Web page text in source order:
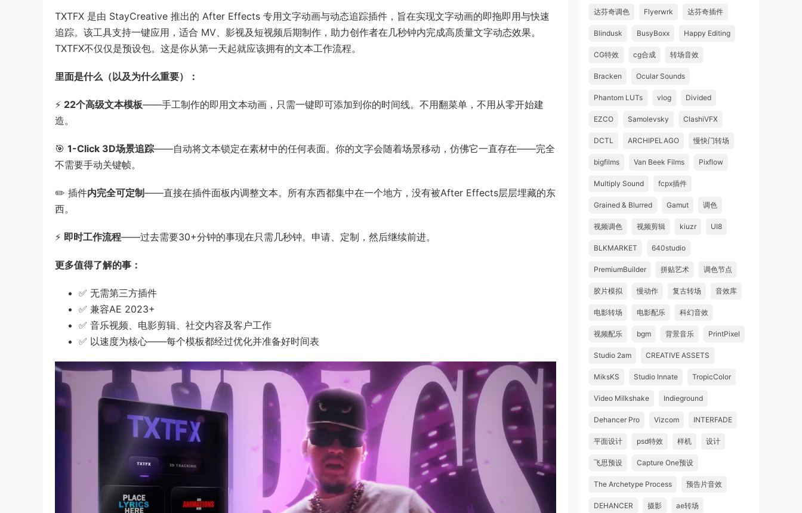
TXTFX 是由 StayCreative 推出的 After Effects 专用文字动画与动态追踪插件，旨在实现文字动画的即拖即用与快速
追踪。该工具支持一键应用，适合 MV、影视及短视频后期制作，助力创作者在几秒钟内完成高质量文字动态效果。
TXTFX不仅仅是预设包。这是你从第一天起就应该拥有的文本工作流程。
里面是什么（以及为什么重要）：
⚡ 22个高级文本模板——手工制作的即用文本动画，只需一键即可添加到你的时间线。不用翻菜单，不用从零开始建
造。
🎯 1-Click 3D场景追踪——自动将文本锁定在素材中的任何表面。你的文字会随着场景移动，仿佛它一直存在——完全
不需要手动关键帧。
✏️ 插件内完全可定制——直接在插件面板内调整文本。所有东西都集中在一个地方，没有被After Effects层层埋藏的东
西。
⚡ 即时工作流程——过去需要30+分钟的事现在只需几秒钟。申请、定制，然后继续前进。
更多值得了解的事：
✅ 无需第三方插件
✅ 兼容AE 2023+
✅ 音乐视频、电影剪辑、社交内容及客户工作
✅ 以速度为核心——每个模板都经过优化并准备好时间表
达芬奇调色 Flyerwrk 达芬奇插件
Blindusk BusyBoxx Happy Editing
CG特效 cg合成 转场音效
Bracken Ocular Sounds
Phantom LUTs vlog Divided
EZCO Samolevsky ClashiVFX
DCTL ARCHIPELAGO 慢快门转场
bigfilms Van Beek Films Pixflow
Multiply Sound fcpx插件
Grained & Blurred Gamut 调色
视频调色 视频剪辑 kiuzr UI8
BLKMARKET 640studio
PremiumBuilder 拼贴艺术 调色节点
胶片模拟 慢动作 复古转场 音效库
电影转场 电影配乐 科幻音效
视频配乐 bgm 背景音乐 PrintPixel
Studio 2am CREATIVE ASSETS
MiksKS Studio Innate TropicColor
Video Milkshake Indieground
Dehancer Pro Vizcom INTERFADE
平面设计 psd特效 样机 设计
飞思预设 Capture One预设
The Archetype Process 预告片音效
DEHANCER 摄影 ae转场